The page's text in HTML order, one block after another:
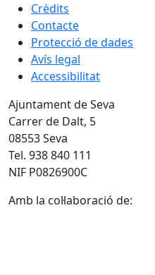
Crèdits
Contacte
Protecció de dades
Avís legal
Accessibilitat
Ajuntament de Seva
Carrer de Dalt, 5
08553 Seva
Tel. 938 840 111
NIF P0826900C
Amb la col·laboració de: